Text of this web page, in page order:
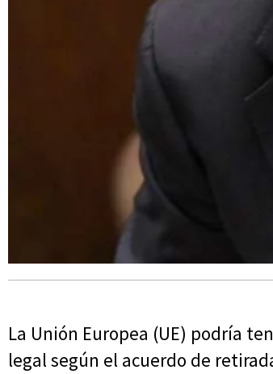
La Unión Europea (UE) podría
legal según el acuerdo de